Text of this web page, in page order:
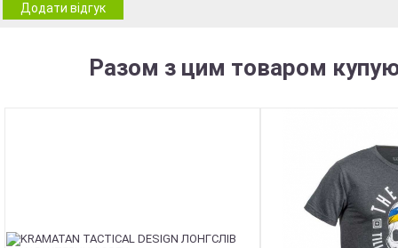
Додати відгук
Разом з цим товаром